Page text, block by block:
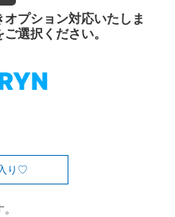
プション対応いたしま
選択ください。
り